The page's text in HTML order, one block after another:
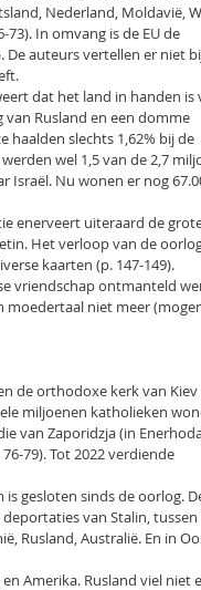
Nederland, Moldavië,
In omvang is de EU de
De auteurs vertellen er niet
dat het land in handen is
van Rusland en een domme
haalden slechts 1,62% bij de
wel 1,5 van de 2,7
Israël. Nu wonen er nog
enerveert uiteraard de
Het verloop van de
kaarten (p. 147-149).
vriendschap ontmanteld
moedertaal niet meer
de orthodoxe kerk van Kiev
miljoenen katholieken
van Zaporidzja (in
79). Tot 2022 verdiende
gesloten sinds de oorlog.
van Stalin, tussen
Rusland, Australië. En in
Amerika. Rusland viel niet